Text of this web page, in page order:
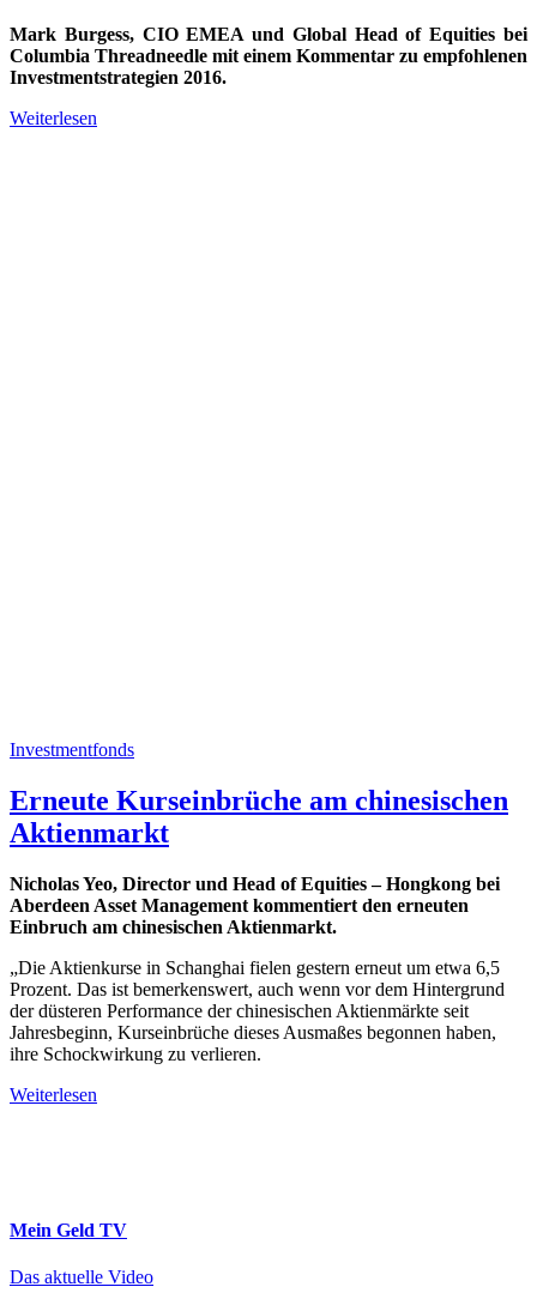
Mark Burgess, CIO EMEA und Global Head of Equities bei
Columbia Threadneedle mit einem Kommentar zu empfohlenen
Investmentstrategien 2016.
Weiterlesen
Investmentfonds
Erneute Kurseinbrüche am chinesischen
Aktienmarkt
Nicholas Yeo, Director und Head of Equities – Hongkong bei
Aberdeen Asset Management kommentiert den erneuten
Einbruch am chinesischen Aktienmarkt.
„Die Aktienkurse in Schanghai fielen gestern erneut um etwa 6,5
Prozent. Das ist bemerkenswert, auch wenn vor dem Hintergrund
der düsteren Performance der chinesischen Aktienmärkte seit
Jahresbeginn, Kurseinbrüche dieses Ausmaßes begonnen haben,
ihre Schockwirkung zu verlieren.
Weiterlesen
Mein Geld TV
Das aktuelle Video